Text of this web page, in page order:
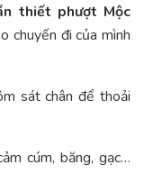
thiết phượt Mộc
chuyến đi của mình
sát chân để thoải
cúm, băng, gạc…